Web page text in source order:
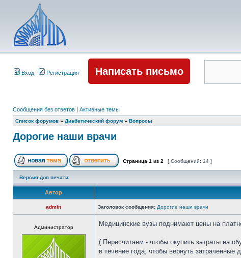
Вход Регистрация Написать письмо
Сообщения без ответов | Активные темы
Список форумов » Диабетический форум » Вопросы
Дорогие наши врачи
Страница 1 из 2 [ Сообщений: 14 ]
Версия для печати
Автор
admin Заголовок сообщения: Дорогие наши врачи
Администратор Медицинские вузы поднимают цены на
( Пересчитаем - чтобы окупить затраты на
в течение года, чтобы вернуть затраченные